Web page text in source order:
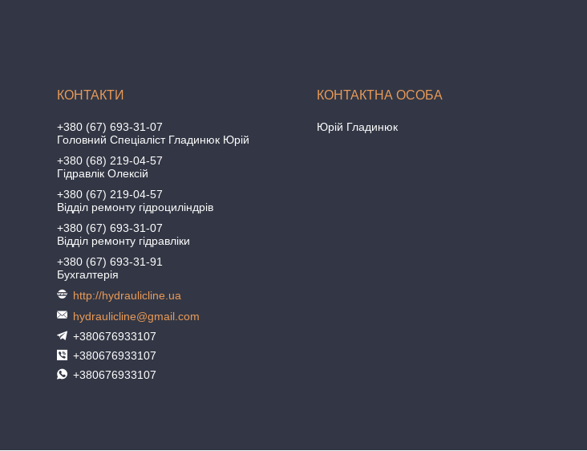
+380 (67) 693-31-07
Головний Спеціаліст Гладинюк Юрій
+380 (68) 219-04-57
Гідравлік Олексій
+380 (67) 219-04-57
Відділ ремонту гідроциліндрів
+380 (67) 693-31-07
Відділ ремонту гідравліки
+380 (67) 693-31-91
Бухгалтерія
http://hydraulicline.ua
hydraulicline@gmail.com
+380676933107
+380676933107
+380676933107
Юрій Гладинюк